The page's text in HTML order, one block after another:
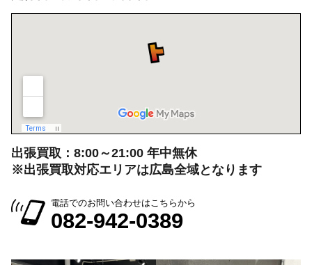
出張買取：8:00～21:00 年中無休
※出張買取対応エリアは広島全域となります
電話でのお問い合わせはこちらから
082-942-0389